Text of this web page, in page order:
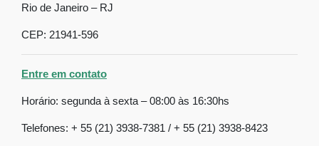
Rio de Janeiro – RJ
CEP: 21941-596
Entre em contato
Horário: segunda à sexta – 08:00 às 16:30hs
Telefones: + 55 (21) 3938-7381 / + 55 (21) 3938-8423